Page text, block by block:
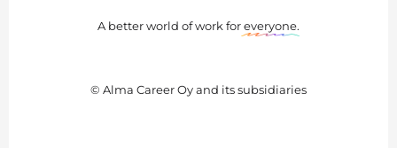
A better world of work foreveryone.
© Alma Career Oy and its subsidiaries